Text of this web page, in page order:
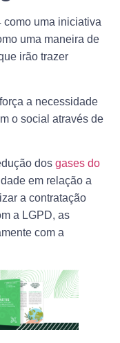
como uma iniciativa
uma maneira de
irão trazer
a necessidade
o social através de
dos gases do
em relação a
a contratação
a LGPD, as
com a